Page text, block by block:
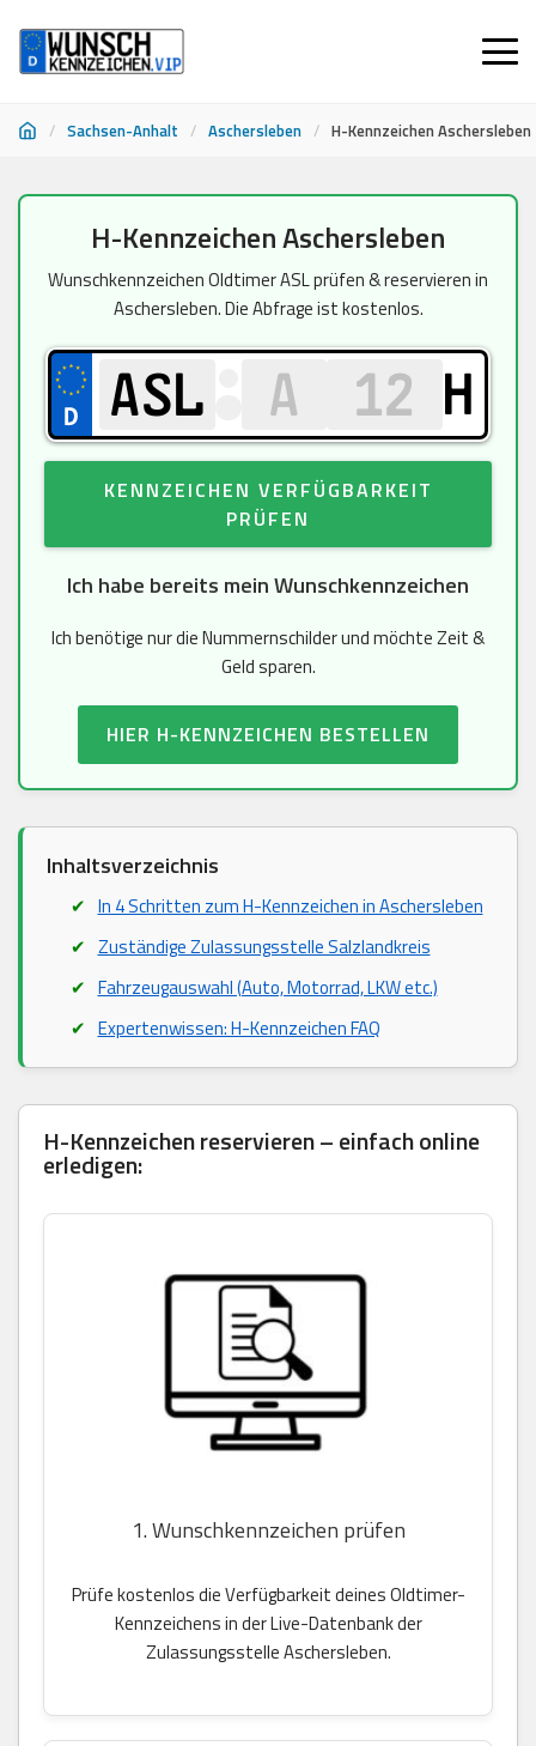
/ Sachsen-Anhalt / Aschersleben / H-Kennzeichen Aschersleben
springen
H-Kennzeichen Aschersleben
Wunschkennzeichen Oldtimer ASL prüfen & reservieren in
Aschersleben. Die Abfrage ist kostenlos.
H
KENNZEICHEN VERFÜGBARKEIT
PRÜFEN
Ich habe bereits mein Wunschkennzeichen
Ich benötige nur die Nummernschilder und möchte Zeit &
Geld sparen.
HIER H-KENNZEICHEN BESTELLEN
Inhaltsverzeichnis
In 4 Schritten zum H-Kennzeichen in Aschersleben
Zuständige Zulassungsstelle Salzlandkreis
Fahrzeugauswahl (Auto, Motorrad, LKW etc.)
Expertenwissen: H-Kennzeichen FAQ
H-Kennzeichen reservieren – einfach online
erledigen:
1. Wunschkennzeichen prüfen
Prüfe kostenlos die Verfügbarkeit deines Oldtimer-
Kennzeichens in der Live-Datenbank der
Zulassungsstelle Aschersleben.